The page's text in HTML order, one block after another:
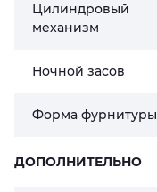
Цилиндровый
механизм
Ночной засов
Форма фурнитуры
ДОПОЛНИТЕЛЬНО